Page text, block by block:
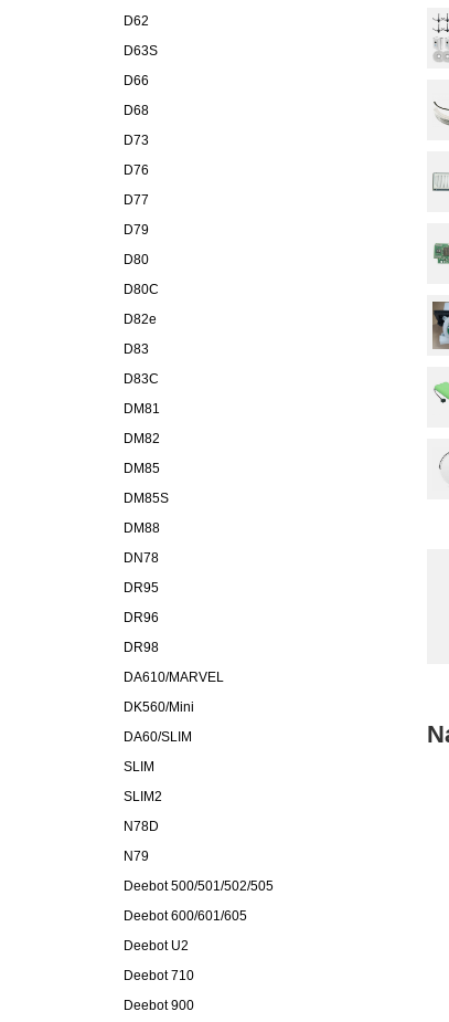
D62
D63S
D66
D68
D73
D76
D77
D79
D80
D80C
D82e
D83
D83C
DM81
DM82
DM85
DM85S
DM88
DN78
DR95
DR96
DR98
DA610/MARVEL
DK560/Mini
DA60/SLIM
SLIM
SLIM2
N78D
N79
Deebot 500/501/502/505
Deebot 600/601/605
Deebot U2
Deebot 710
Deebot 900